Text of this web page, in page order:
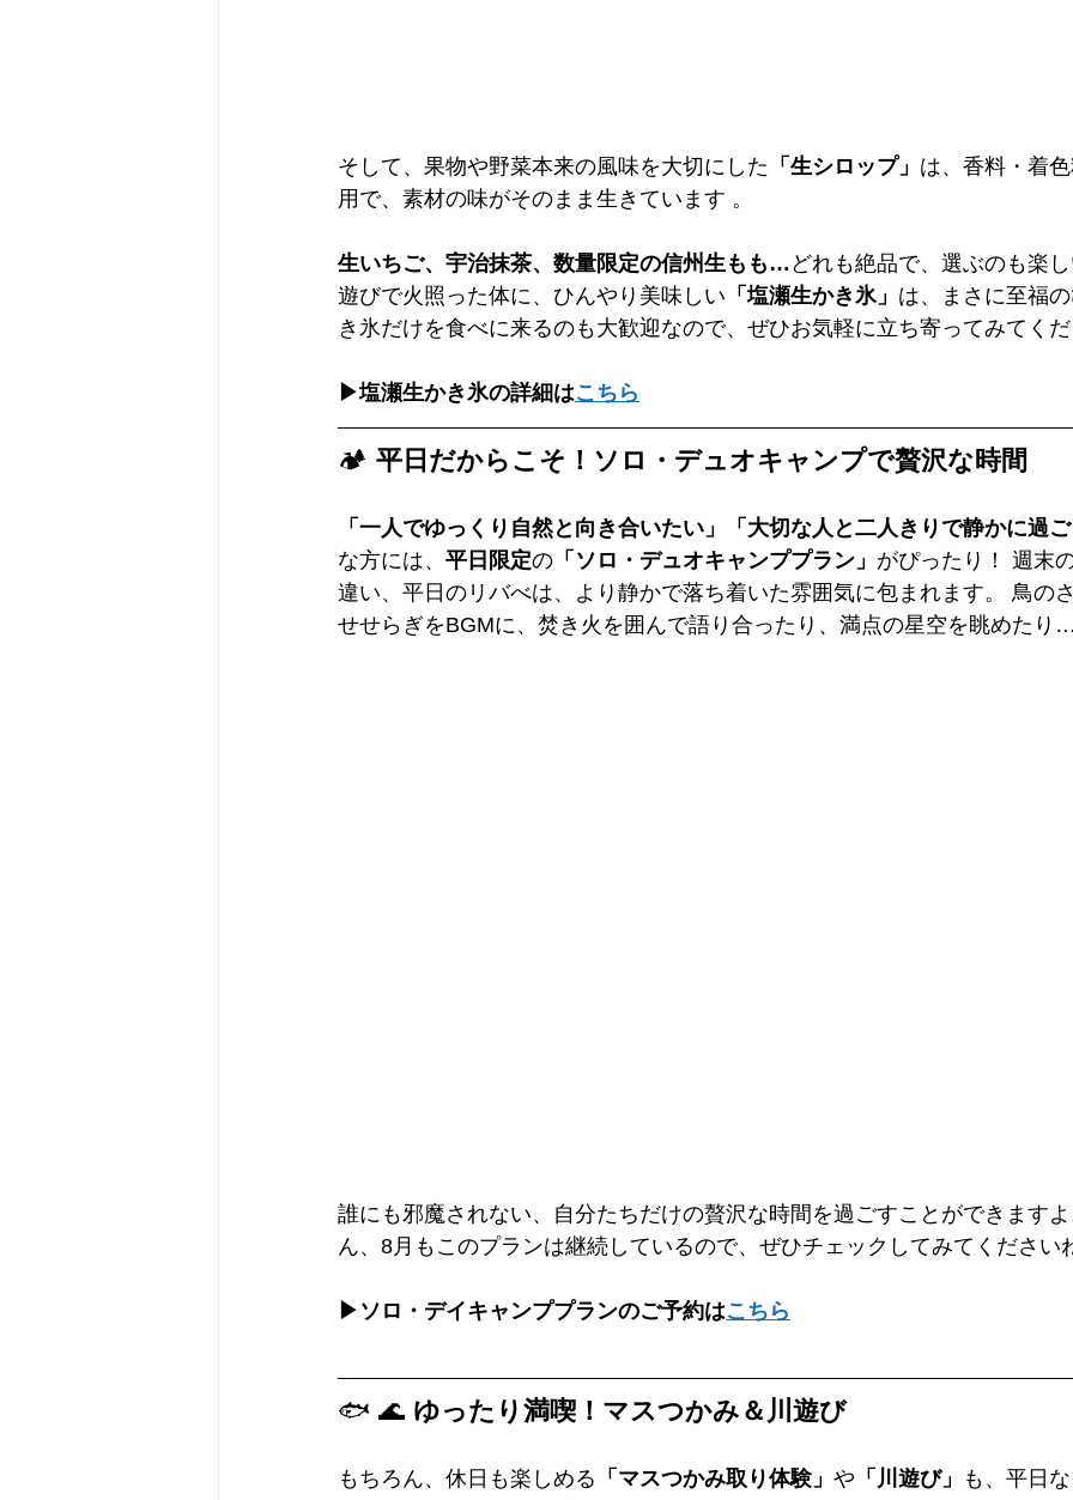
そして、果物や野菜本来の風味を大切にした 「生シロップ」 は、香料・着
用で、素材の味がそのまま生きています 。
生いちご、宇治抹茶、数量限定の信州生もも… どれも絶品で、選ぶのも楽
遊びで火照った体に、ひんやり美味しい 「塩瀬生かき氷」 は、まさに至福
き氷だけを食べに来るのも大歓迎なので、ぜひお気軽に立ち寄ってみてく
▶塩瀬生かき氷の詳細はこちら
🏕️ 平日だからこそ！ソロ・デュオキャンプで贅沢な時間
「一人でゆっくり自然と向き合いたい」「大切な人と二人きりで静かに過
な方には、 平日限定の 「ソロ・デュオキャンププラン」 がぴったり！ 週末
違い、平日のリバべは、より静かで落ち着いた雰囲気に包まれます。 鳥の
せせらぎをBGMに、焚き火を囲んで語り合ったり、満点の星空を眺めた
誰にも邪魔されない、自分たちだけの贅沢な時間を過ごすことができます
ん、8月もこのプランは継続しているので、ぜひチェックしてみてください
▶ソロ・デイキャンププランのご予約はこちら
🐟 🌊 ゆったり満喫！マスつかみ＆川遊び
もちろん、休日も楽しめる 「マスつかみ取り体験」 や 「川遊び」
も、平日